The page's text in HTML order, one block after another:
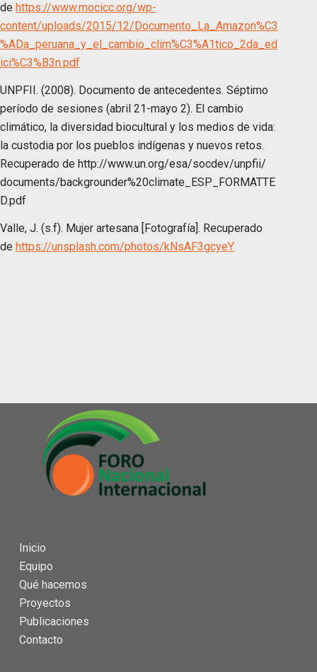
de https://www.mocicc.org/wp-
content/uploads/2015/12/Documento_La_Amazon%C3
%ADa_peruana_y_el_cambio_clim%C3%A1tico_2da_ed
ici%C3%B3n.pdf
UNPFII. (2008). Documento de antecedentes. Séptimo
período de sesiones (abril 21-mayo 2). El cambio
climático, la diversidad biocultural y los medios de vida:
la custodia por los pueblos indígenas y nuevos retos.
Recuperado de http://www.un.org/esa/socdev/unpfii/
documents/backgrounder%20climate_ESP_FORMATTE
D.pdf
Valle, J. (s.f). Mujer artesana [Fotografía]. Recuperado
de https://unsplash.com/photos/kNsAF3gcyeY
Inicio
Equipo
Qué hacemos
Proyectos
Publicaciones
Contacto